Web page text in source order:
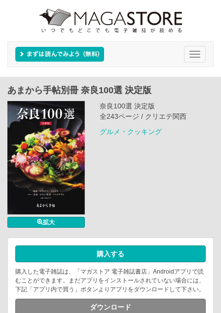
Toggle
あまから手帖別冊 奈良100選 決定版
拡大
奈良100選 決定版
全243ページ / クリエテ関西
グルメ・クッキング
購入する
購入した電子雑誌は、「マガストア 電子雑誌書店」Androidアプリで読
むことができます。まだアプリをインストールされていない場合には、
下記「アプリ内で買う」ボタンよりアプリをダウンロードして下さい。
ダウンロード